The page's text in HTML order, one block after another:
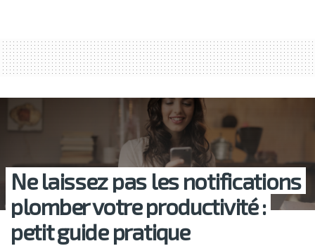
Ne laissez pas les notifications
plomber votre productivité :
petit guide pratique